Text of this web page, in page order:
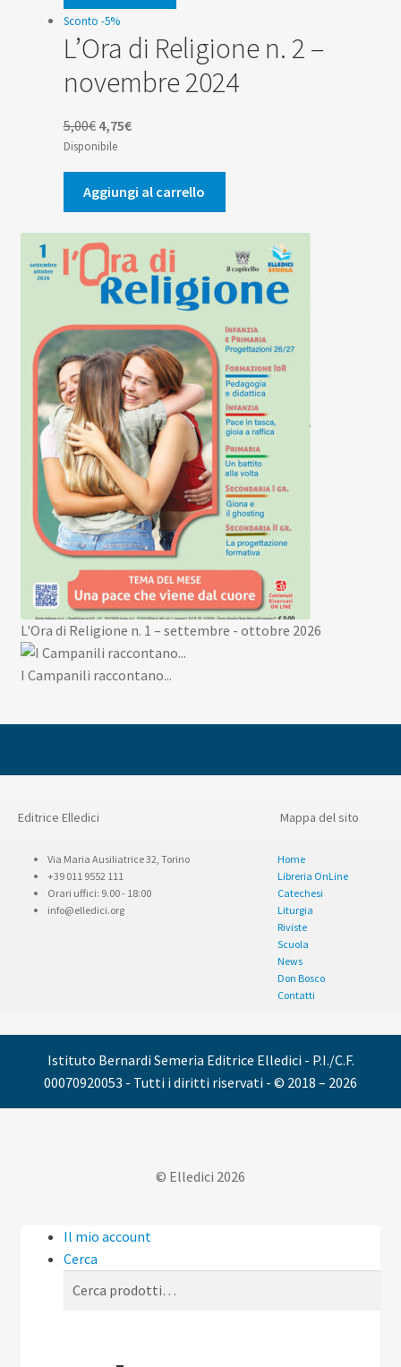
7,00€.6,65€.
Sconto -5%
L’Ora di Religione n. 2 –
novembre 2024
5,00€ Il
prezzo
originale
era:
5,00€.
4,75€Il
attuale
è:
4,75€.
Disponibile
Aggiungi al carrello
L'Ora di Religione n. 1 – settembre - ottobre 2026
I Campanili raccontano...
Editrice Elledici Mappa del sito
Via Maria Ausiliatrice 32, Torino
+39 011 9552 111
Orari uffici: 9.00 - 18:00
info@elledici.org
Home
Libreria OnLine
Catechesi
Liturgia
Riviste
Scuola
News
Don Bosco
Contatti
Istituto Bernardi Semeria Editrice Elledici - P.I./C.F.
00070920053 - Tutti i diritti riservati - © 2018 – 2026
© Elledici 2026
Il mio account
Cerca